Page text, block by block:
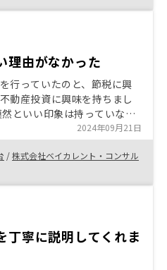
理由がなかった
行っていたのと、節税に興
動産投資に興味を持ちまし
といい印象は持っていなか
に不動産投資に対する印象
投資をやらない理由はあり
たばかりなので、これからに
2024年09月21日
/株式会社ベイカレント・コンサル
丁寧に説明してくれま